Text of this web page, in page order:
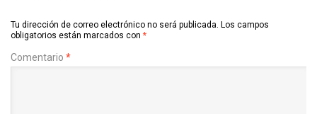
Tu dirección de correo electrónico no será publicada. Los campos
obligatorios están marcados con *
Comentario *